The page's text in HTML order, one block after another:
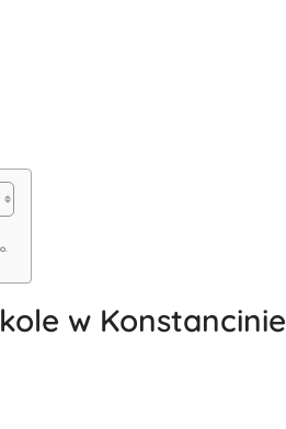
w Konstancinie